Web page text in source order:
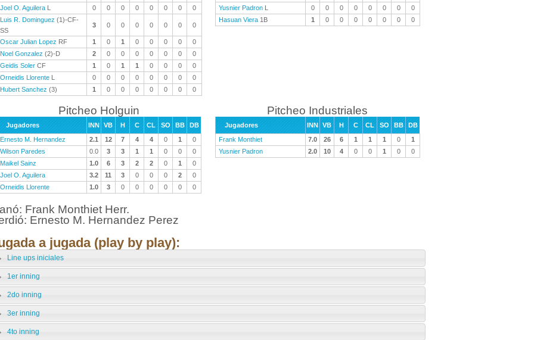
Joel O. Aguilera L 0 0 0 0 0 0 0
0
Luis R. Dominguez (1)-CF-
SS
3 0 0 0 0 0 0 0
Oscar Julian Lopez RF 1 0 1 0 0 0 0
0
Noel Gonzalez (2)-D 2 0 0 0 0 0 0
0
Geidis Soler CF 1 0 1 1 0 0 0
0
Orneidis Llorente L 0 0 0 0 0 0 0
0
Hubert Sanchez (3) 1 0 0 0 0 0 0 0
Yusnier Padron L 0 0 0 0 0 0 0
0
Hasuan Viera 1B 1 0 0 0 0 0 0 0
Pitcheo Holguin
Jugadores INN VB H C CL SO BB
DB
Ernesto M. Hernandez
2.1 12 7 4 4 0 1
0
Wilson Paredes
0.0 3 3 1 1 0 0
0
Maikel Sainz
1.0 6 3 2 2 0 1
0
Joel O. Aguilera
3.2 11 3 0 0 0 2
0
Orneidis Llorente
1.0 3 0 0 0 0 0 0
Pitcheo Industriales
Jugadores INN VB H C CL SO BB
DB
Frank Monthiet
7.0 26 6 1 1 1 0
1
Yusnier Padron
2.0 10 4 0 0 1 0 0
Frank Monthiet Herr.
Ernesto M. Hernandez Perez
a jugada (play by play):
Line ups iniciales
1er inning
2do inning
3er inning
4to inning